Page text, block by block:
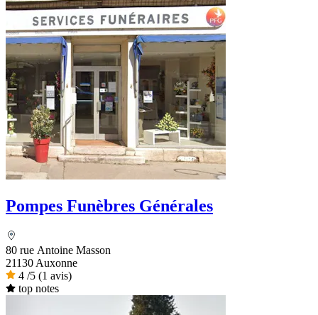
Pompes Funèbres Générales
80 rue Antoine Masson
21130 Auxonne
4 /5 (1 avis)
top notes